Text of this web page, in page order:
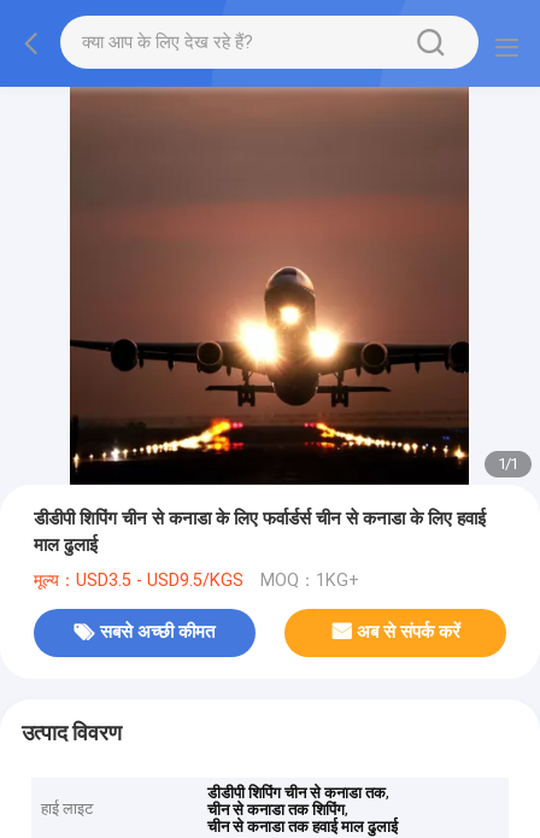
1/1
डीडीपी शिपिंग चीन से कनाडा के लिए फर्वार्डर्स चीन से कनाडा के लिए हवाई
माल ढुलाई
मूल्य：USD3.5 - USD9.5/KGS MOQ：1KG+
सबसे अच्छी कीमत अब से संपर्क करें
उत्पाद विवरण
हाई लाइट
डीडीपी शिपिंग चीन से कनाडा तक,
चीन से कनाडा तक शिपिंग,
चीन से कनाडा तक हवाई माल ढुलाई